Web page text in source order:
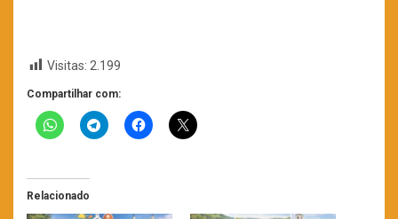
Visitas: 2.199
Compartilhar com:
Relacionado